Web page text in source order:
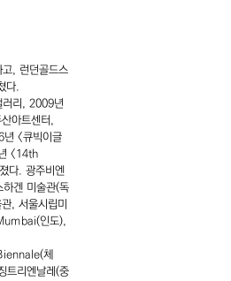
, 런던골드스
다.
러리, 2009년
아트센터,
<큐빅이글
<14th
다. 광주비엔
하겐 미술관(독
, 서울시립미
인도),
체
리엔날레(중